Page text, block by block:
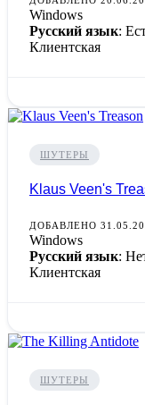
Windows
Русский язык:
Клиентская
ШУТЕРЫ
Klaus Veen's
ДОБАВЛЕНО
Windows
Русский язык:
Клиентская
ШУТЕРЫ